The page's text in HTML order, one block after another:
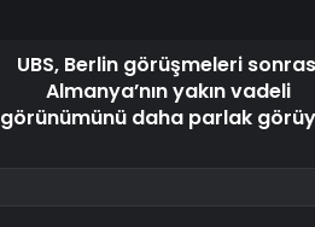
UBS, Berlin görüşmeleri
Almanya’nın yakın vadeli
görünümünü daha parlak